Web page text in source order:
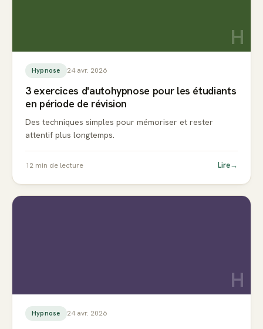
H
Hypnose 24 avr. 2026
3 exercices d'autohypnose pour les étudiants
en période de révision
Des techniques simples pour mémoriser et rester
attentif plus longtemps.
12 min de lecture Lire→
H
Hypnose 24 avr. 2026